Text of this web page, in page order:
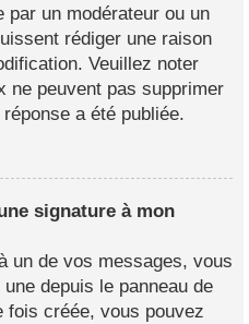
par un modérateur ou un
rédiger une raison
Veuillez noter
ne peuvent pas supprimer
a été publiée.
signature à mon
un de vos messages, vous
depuis le panneau de
fois créée, vous pouvez